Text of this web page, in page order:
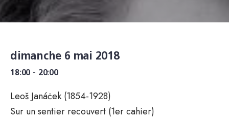
dimanche 6 mai 2018
18:00 - 20:00
Leoš Janáċek (1854-1928)
Sur un sentier recouvert (1er cahier)